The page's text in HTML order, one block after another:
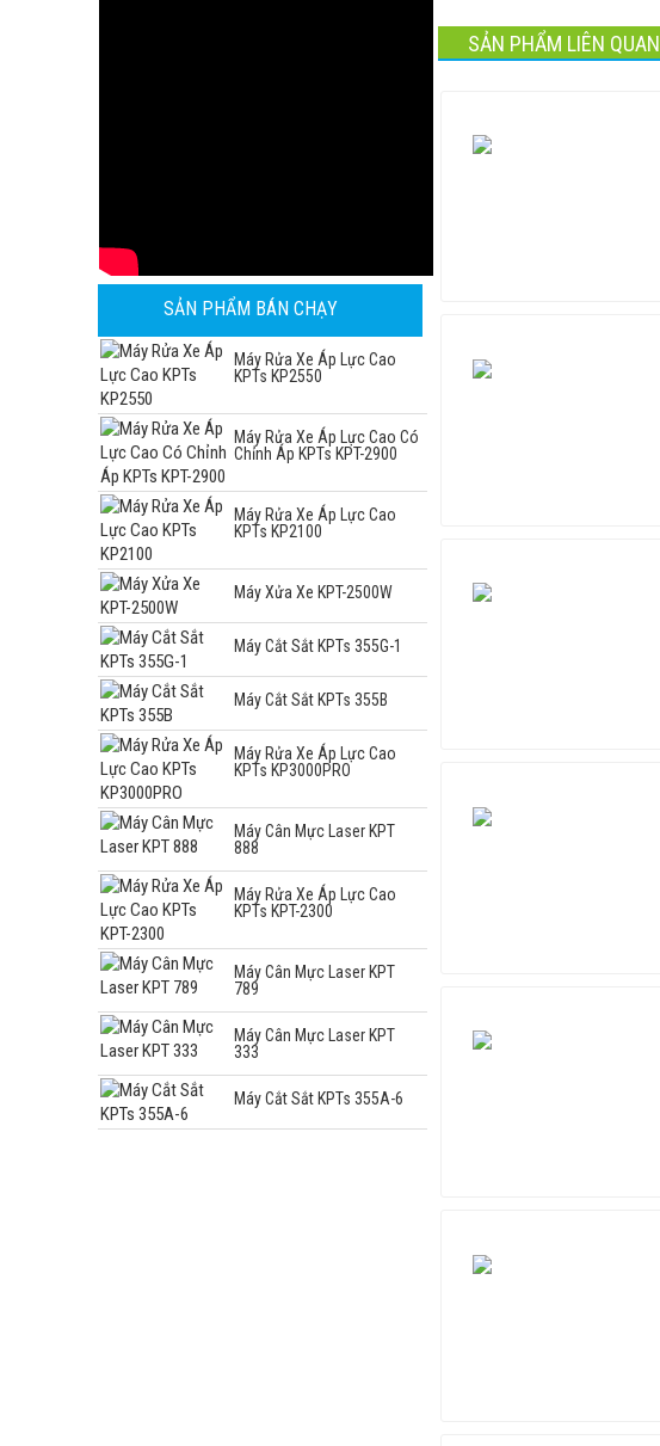
SẢN PHẨM BÁN CHẠY
Máy Rửa Xe Áp Lực Cao
KPTs KP2550
Máy Rửa Xe Áp Lực Cao Có
Chỉnh Áp KPTs KPT-2900
Máy Rửa Xe Áp Lực Cao
KPTs KP2100
Máy Xửa Xe KPT-2500W
Máy Cắt Sắt KPTs 355G-1
Máy Cắt Sắt KPTs 355B
Máy Rửa Xe Áp Lực Cao
KPTs KP3000PRO
Máy Cân Mực Laser KPT
888
Máy Rửa Xe Áp Lực Cao
KPTs KPT-2300
Máy Cân Mực Laser KPT
789
Máy Cân Mực Laser KPT
333
Máy Cắt Sắt KPTs 355A-6
SẢN PHẨM LIÊN QUAN